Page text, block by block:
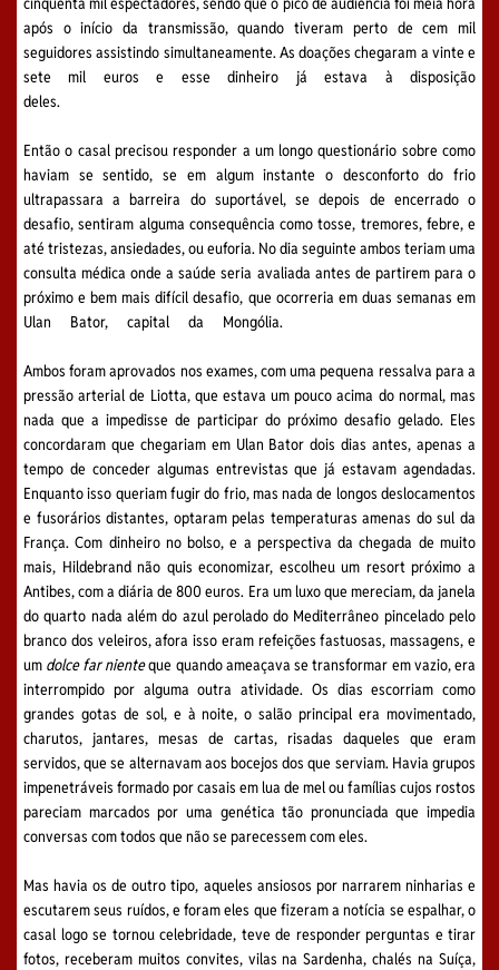
após o início da transmissão, quando tiveram perto de cem mil
seguidores assistindo simultaneamente. As doações chegaram a vinte e
sete mil euros e esse dinheiro já estava à disposição
deles.
Então o casal precisou responder a um longo questionário sobre como
haviam se sentido, se em algum instante o desconforto do frio
ultrapassara a barreira do suportável, se depois de encerrado o
desafio, sentiram alguma consequência como tosse, tremores, febre, e
até tristezas, ansiedades, ou euforia. No dia seguinte ambos teriam uma
consulta médica onde a saúde seria avaliada antes de partirem para o
próximo e bem mais difícil desafio, que ocorreria em duas semanas em
Ulan Bator, capital da Mongólia.
Ambos foram aprovados nos exames, com uma pequena ressalva para a
pressão arterial de Liotta, que estava um pouco acima do normal, mas
nada que a impedisse de participar do próximo desafio gelado. Eles
concordaram que chegariam em Ulan Bator dois dias antes, apenas a
tempo de conceder algumas entrevistas que já estavam agendadas.
Enquanto isso queriam fugir do frio, mas nada de longos deslocamentos
e fusorários distantes, optaram pelas temperaturas amenas do sul da
França. Com dinheiro no bolso, e a perspectiva da chegada de muito
mais, Hildebrand não quis economizar, escolheu um resort próximo a
Antibes, com a diária de 800 euros. Era um luxo que mereciam, da janela
do quarto nada além do azul perolado do Mediterrâneo pincelado pelo
branco dos veleiros, afora isso eram refeições fastuosas, massagens, e
um dolce far nienteque quando ameaçava se transformar em vazio, era
interrompido por alguma outra atividade. Os dias escorriam como
grandes gotas de sol, e à noite, o salão principal era movimentado,
charutos, jantares, mesas de cartas, risadas daqueles que eram
servidos, que se alternavam aos bocejos dos que serviam. Havia grupos
impenetráveis formado por casais em lua de mel ou famílias cujos rostos
pareciam marcados por uma genética tão pronunciada que impedia
conversas com todos que não se parecessem com eles.
Mas havia os de outro tipo, aqueles ansiosos por narrarem ninharias e
escutarem seus ruídos, e foram eles que fizeram a notícia se espalhar, o
casal logo se tornou celebridade, teve de responder perguntas e tirar
fotos, receberam muitos convites, vilas na Sardenha, chalés na Suíça,